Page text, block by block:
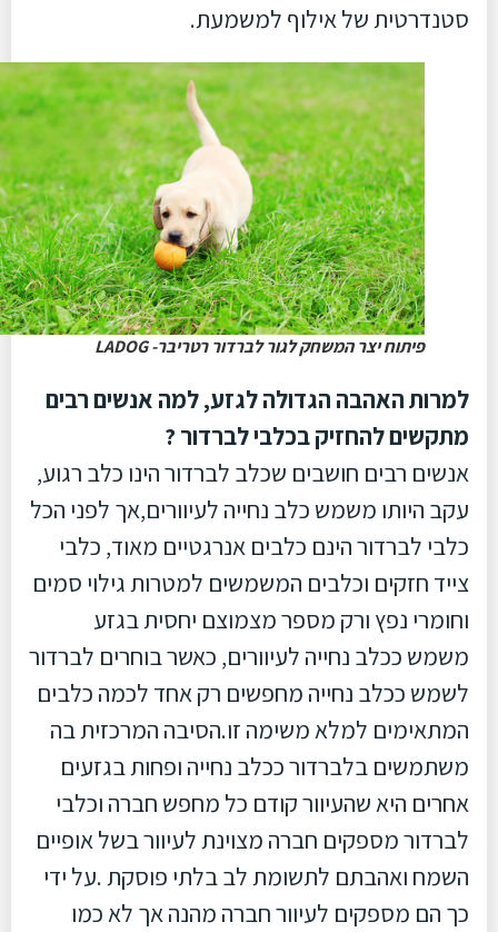
סטנדרטית של אילוף למשמעת.
פיתוח יצר המשחק לגור לברדור רטריבר- LADOG
למרות האהבה הגדולה לגזע, למה אנשים רבים
מתקשים להחזיק בכלבי לברדור ?
אנשים רבים חושבים שכלב לברדור הינו כלב רגוע,
עקב היותו משמש כלב נחייה לעיוורים,אך לפני הכל
כלבי לברדור הינם כלבים אנרגטיים מאוד, כלבי
צייד חזקים וכלבים המשמשים למטרות גילוי סמים
וחומרי נפץ ורק מספר מצמוצם יחסית בגזע
משמש ככלב נחייה לעיוורים, כאשר בוחרים לברדור
לשמש ככלב נחייה מחפשים רק אחד לכמה כלבים
המתאימים למלא משימה זו.הסיבה המרכזית בה
משתמשים בלברדור ככלב נחייה ופחות בגזעים
אחרים היא שהעיוור קודם כל מחפש חברה וכלבי
לברדור מספקים חברה מצוינת לעיוור בשל אופיים
השמח ואהבתם לתשומת לב בלתי פוסקת .על ידי
כך הם מספקים לעיוור חברה מהנה אך לא כמו